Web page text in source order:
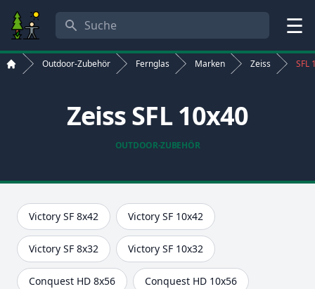
Suche
Menü
Start
Outdoor-Zubehör Fernglas Marken Zeiss SFL
Zeiss SFL 10x40
OUTDOOR-ZUBEHÖR
Victory SF 8x42 Victory SF 10x42
Victory SF 8x32 Victory SF 10x32
Conquest HD 8x56 Conquest HD 10x56